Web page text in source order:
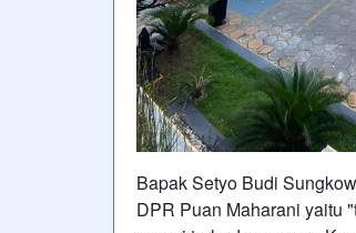
Bapak Setyo Budi
DPR Puan Maharani yaitu